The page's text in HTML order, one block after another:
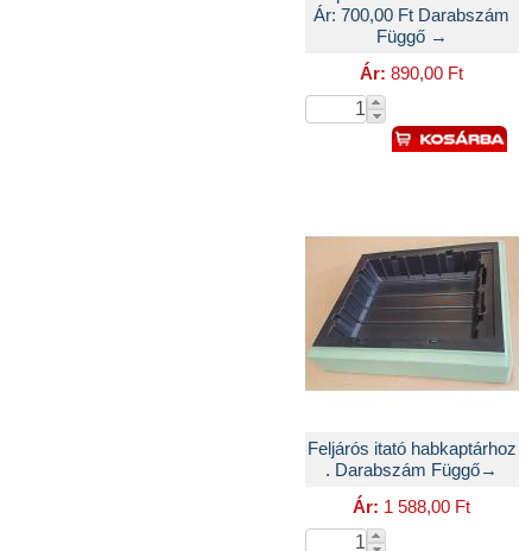
Ár: 700,00 Ft Darabszám
Függő →
Ár:890,00 Ft
Feljárós itató habkaptárhoz
. Darabszám Függő→
Ár: 1 588,00 Ft